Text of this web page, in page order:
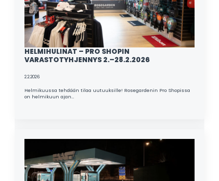
HELMIHULINAT – PRO SHOPIN
VARASTOTYHJENNYS 2.–28.2.2026
2.2.2026
Helmikuussa tehdään tilaa uutuuksille! Rosegardenin Pro Shopissa
on helmikuun ajan…